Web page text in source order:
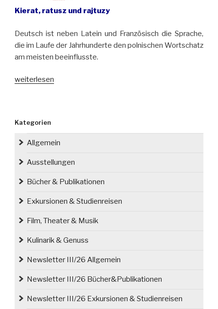
Kierat, ratusz und rajtuzy
Deutsch ist neben Latein und Französisch die Sprache,
die im Laufe der Jahrhunderte den polnischen Wortschatz
am meisten beeinflusste.
„Wie
polnische
Sprache?“
weiterlesen
Kategorien
Allgemein
Ausstellungen
Bücher & Publikationen
Exkursionen & Studienreisen
Film, Theater & Musik
Kulinarik & Genuss
Newsletter III/26 Allgemein
Newsletter III/26 Bücher&Publikationen
Newsletter III/26 Exkursionen & Studienreisen